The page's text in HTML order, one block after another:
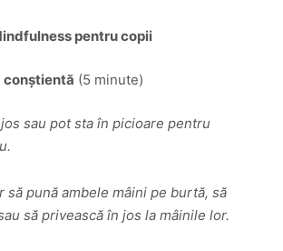
pentru copii
conștientă (5 minute)
sau pot sta în picioare pentru
să pună ambele mâini pe burtă, să
să privească în jos la mâinile lor.